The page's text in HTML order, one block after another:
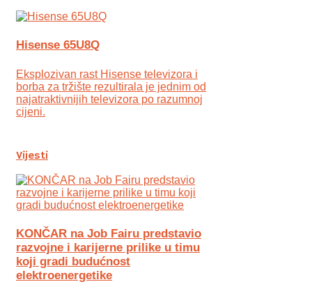
Hisense 65U8Q
Eksplozivan rast Hisense televizora i
borba za tržište rezultirala je jednim od
najatraktivnijih televizora po razumnoj
cijeni.
Vijesti
KONČAR na Job Fairu predstavio
razvojne i karijerne prilike u timu
koji gradi budućnost
elektroenergetike